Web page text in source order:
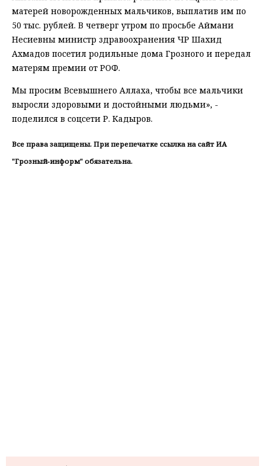
матерей новорожденных мальчиков, выплатив им по
50 тыс. рублей. В четверг утром по просьбе Аймани
Несиевны министр здравоохранения ЧР Шахид
Ахмадов посетил родильные дома Грозного и передал
матерям премии от РОФ.
Мы просим Всевышнего Аллаха, чтобы все мальчики
выросли здоровыми и достойными людьми», -
поделился в соцсети Р. Кадыров.
Все права защищены. При перепечатке ссылка на сайт ИА
"Грозный-информ" обязательна.